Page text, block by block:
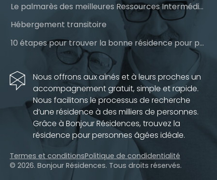
Le palmarès des meilleures Ressources Intermédiaires (RI)
Hébergement transitoire
10 étapes pour trouver la bonne résidence pour personnes âgées
Nous offrons aux aînés et à leurs proches un
accompagnement gratuit, simple et rapide.
Nous facilitons le processus de recherche
d’une résidence à des milliers de personnes.
Grâce à Bonjour Résidences, trouvez la
résidence pour personnes âgées idéale.
Termes et conditionsPolitique de condidentialité
© 2026. Bonjour Résidences. Tous droits réservés.